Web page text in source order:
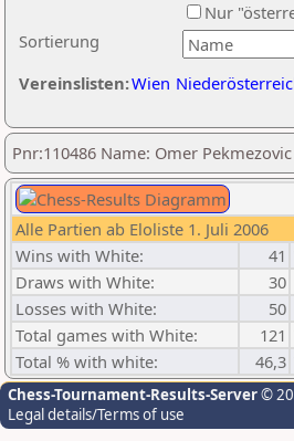
Sortierung
Nur
Vereinslisten:Wien
Pnr:110486 Name: Omer
Alle Partien ab Eloliste 1. Juli 2006
Wins with White:
41
Draws with White:
30
Losses with White:
50
Total games with White:
121
Total % with white:
46,3
Chess-Tournament-Results-Server©
Legal details/Terms of use